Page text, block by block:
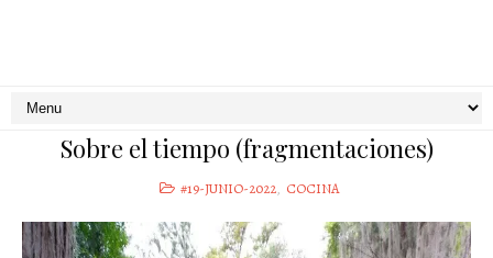
Sobre el tiempo (fragmentaciones)
#19-JUNIO-2022, COCINA